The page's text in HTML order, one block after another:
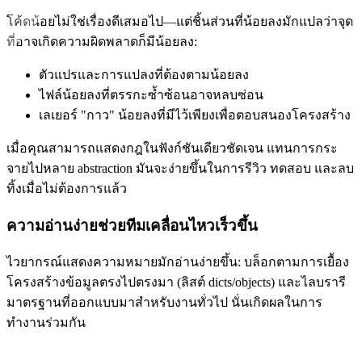
โค้ดน้อยไม่ใช่เรื่องดีเสมอไป—แต่ชิ้นส่วนที่น้อยลงมักแปลว่าจุด
ที่อาจเกิดความผิดพลาดก็มีน้อยลง:
ตัวแปรและการแปลงที่ต้องตามน้อยลง
ไฟล์น้อยลงที่ตรรกะซ้ำซ้อนอาจหลบซ่อน
เลเยอร์ "กาว" น้อยลงที่มีไว้เพียงเพื่อตอบสนองโครงสร้าง
เมื่อคุณสามารถแสดงกฎในฟังก์ชันเดียวชัดเจน แทนการกระ
จายไปหลาย abstraction มันจะง่ายขึ้นในการรีวิว ทดสอบ และลบ
ทิ้งเมื่อไม่ต้องการแล้ว
ความอ่านง่ายช่วยทีมเคลื่อนไหวเร็วขึ้น
ไวยากรณ์แสดงความหมายมักอ่านง่ายขึ้น: บล็อกตามการเยื้อง
โครงสร้างข้อมูลตรงไปตรงมา (ลิสต์ dicts/objects) และไลบรารี
มาตรฐานที่ออกแบบมาสำหรับงานทั่วไป นั่นเกิดผลในการ
ทำงานร่วมกัน